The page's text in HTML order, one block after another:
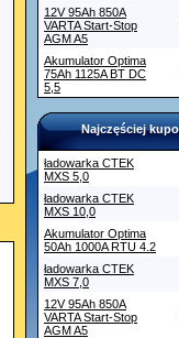
12V 95Ah 850A
VARTA Start-Stop
AGM A5
Akumulator Optima
75Ah 1125A BT DC
5,5
Najczęściej
ładowarka CTEK
MXS 5,0
ładowarka CTEK
MXS 10,0
Akumulator Optima
50Ah 1000A RTU 4.2
ładowarka CTEK
MXS 7,0
12V 95Ah 850A
VARTA Start-Stop
AGM A5